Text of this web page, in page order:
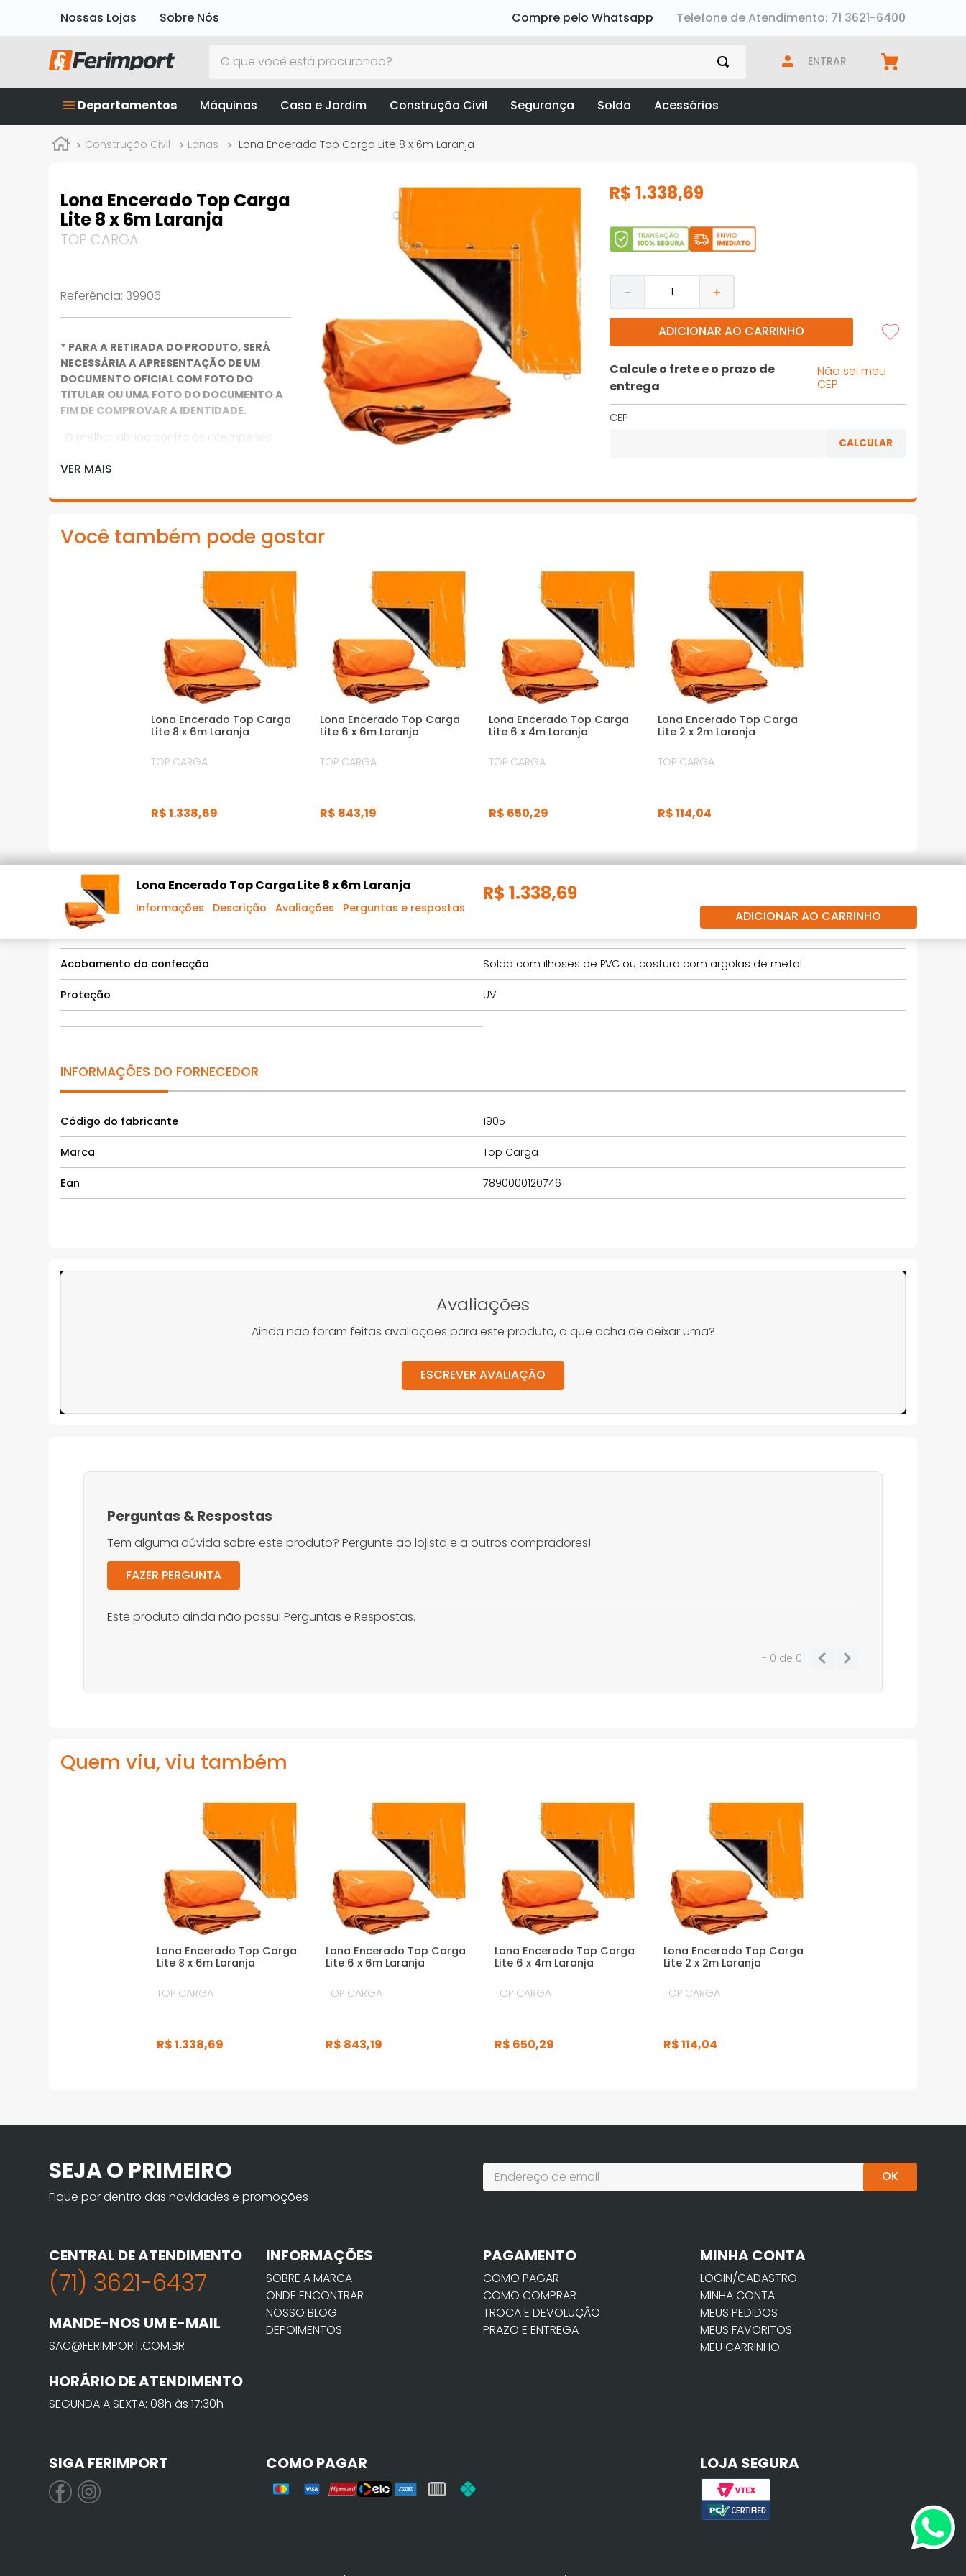
Nossas Lojas Sobre Nós Compre pelo Whatsapp
Telefone de Atendimento: 71 3621-6400
ENTRAR
Departamentos Máquinas Casa e Jardim Construção Civil Segurança Solda Acessórios
Construção Civil Lonas Lona Encerado Top Carga Lite 8 x 6m Laranja
Lona Encerado Top Carga
Lite 8 x 6m Laranja
TOP CARGA
Referência: 39906
* PARA A RETIRADA DO PRODUTO, SERÁ
NECESSÁRIA A APRESENTAÇÃO DE UM
DOCUMENTO OFICIAL COM FOTO DO
TITULAR OU UMA FOTO DO DOCUMENTO A
FIM DE COMPROVAR A IDENTIDADE.
· O melhor abrigo contra às intempéries
· Proteção UV
mercadorias que ficam expostas ao
· A lona da top carga é impermeável,
agregando ao produto alta resistência e
· Nossa Lona de Pvc é resistente a altas
variações de temperatura
· Produto flexível e leve, de fácil manuseio,
· Uso em coberturas estáticas para
abrigar: algodão, bagaço de cana,
*Imagens meramente ilustrativas
VER MAIS
R$ 1.338,69
＋
－
ADICIONAR AO CARRINHO
Calcule o frete e o prazo de
entrega
Não sei meu
CEP
CEP
Você também pode gostar
Lona Encerado Top Carga
Lite 8 x 6m Laranja
TOP CARGA
R$1.338,69
Lona Encerado Top Carga
Lite 6 x 6m Laranja
TOP CARGA
R$ 843,19
Lona Encerado Top Carga
Lite 6 x 4m Laranja
TOP CARGA
R$ 650,29
Lona Encerado Top Carga
Lite 2 x 2m Laranja
TOP CARGA
R$114,04
Lona Encerado Top Carga Lite 8 x 6m Laranja
Informações Descrição Avaliações Perguntas e respostas
R$ 1.338,69
ADICIONAR AO CARRINHO
INFORMAÇÕES TÉCNICAS
Gramatura
Acabamento da confecção Solda com ilhoses de PVC ou costura com argolas de metal
Proteção UV
INFORMAÇÕES DO FORNECEDOR
Código do fabricante 1905
Marca Top Carga
Ean 7890000120746
Avaliações
Ainda não foram feitas avaliações para este produto, o que acha de deixar uma?
ESCREVER AVALIAÇÃO
Perguntas &Respostas
Tem alguma dúvida sobre este produto? Pergunte ao lojista e a outros compradores!
FAZER PERGUNTA
Este produto ainda não possui Perguntas e Respostas.
1 - 0 de 0
Quem viu, viu também
Lona Encerado Top Carga
Lite 8 x 6m Laranja
TOP CARGA
R$1.338,69
Lona Encerado Top Carga
Lite 6 x 6m Laranja
TOP CARGA
R$ 843,19
Lona Encerado Top Carga
Lite 6 x 4m Laranja
TOP CARGA
R$ 650,29
Lona Encerado Top Carga
Lite 2 x 2m Laranja
TOP CARGA
R$114,04
SEJA O PRIMEIRO
Fique por dentro das novidades e promoções
OK
CENTRAL DE ATENDIMENTO
(71) 3621-6437
MANDE-NOS UM E-MAIL
SAC@FERIMPORT.COM.BR
HORÁRIO DE ATENDIMENTO
SEGUNDA A SEXTA: 08h às 17:30h
INFORMAÇÕES
SOBRE A MARCA
ONDE ENCONTRAR
NOSSO BLOG
DEPOIMENTOS
PAGAMENTO
COMO PAGAR
COMO COMPRAR
TROCA E DEVOLUÇÃO
PRAZO E ENTREGA
MINHA CONTA
LOGIN/CADASTRO
MINHA CONTA
MEUS PEDIDOS
MEUS FAVORITOS
MEU CARRINHO
SIGA FERIMPORT COMO PAGAR LOJA SEGURA